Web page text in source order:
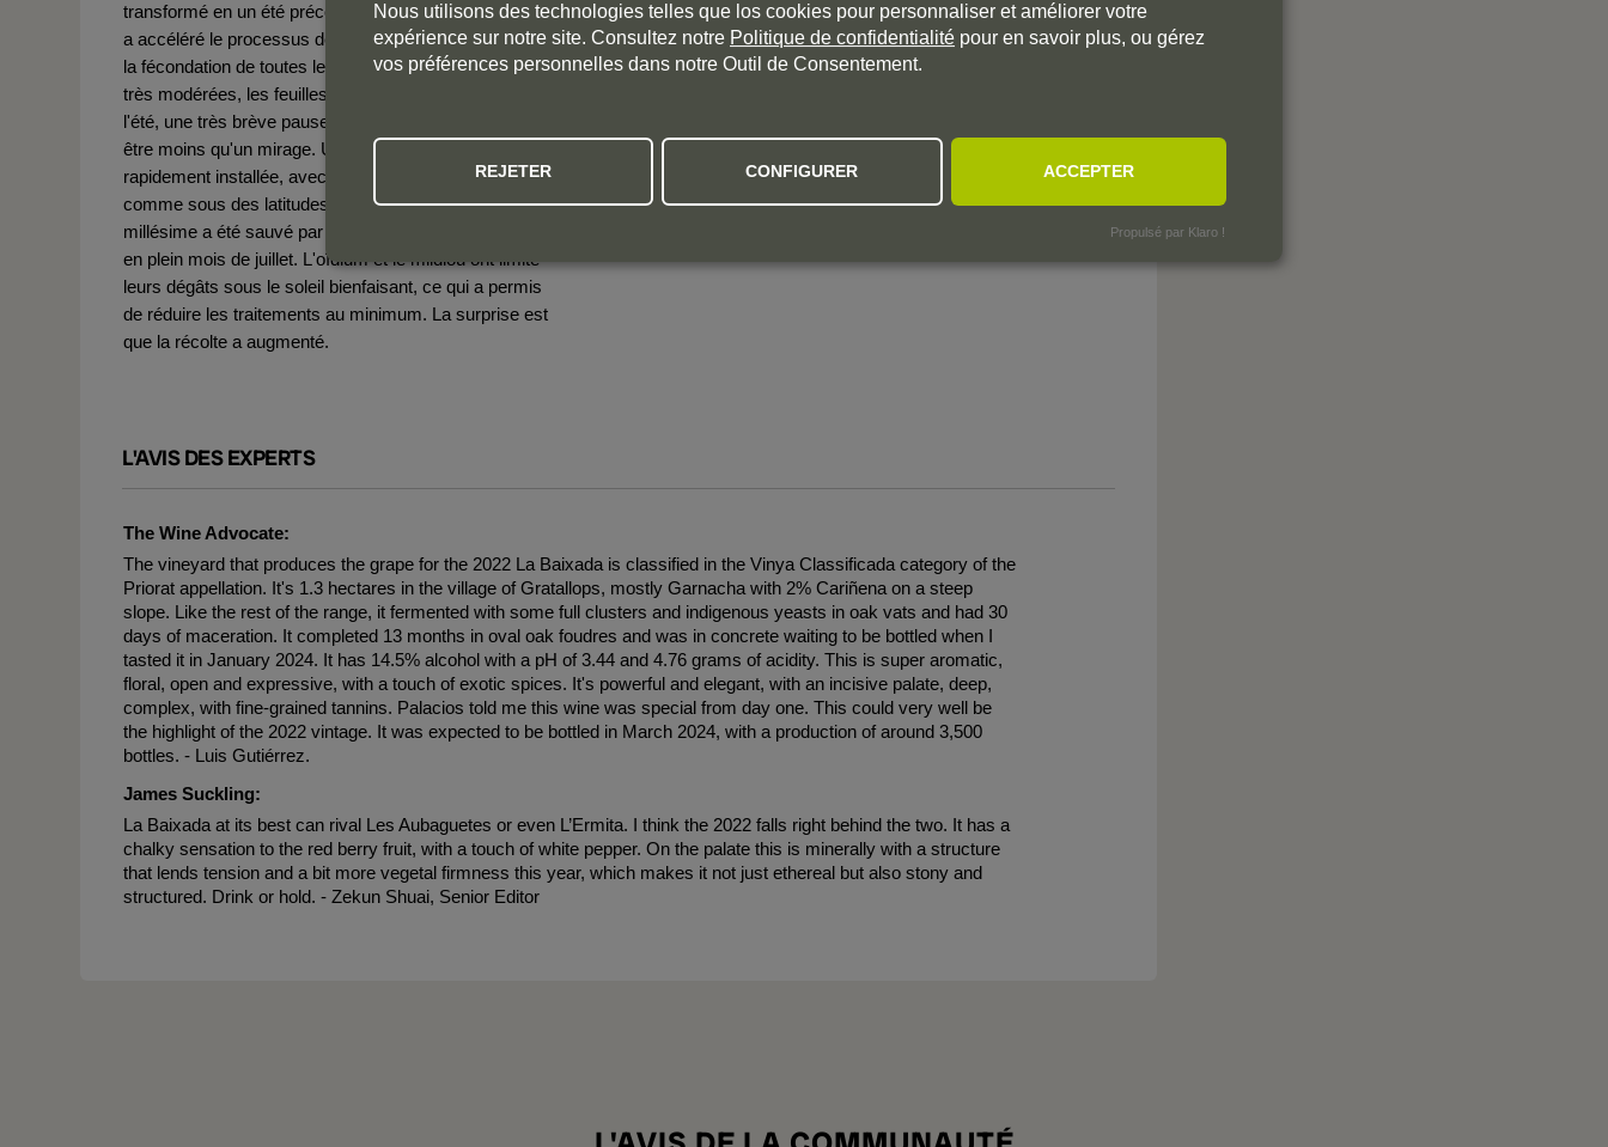
transformé en un été précoce. La luminosité radieuse
a accéléré le processus de floraison, ce qui a favorisé
la fécondation de toutes les baies. Les pousses étaient
très modérées, les feuilles courtes. Juste au début de
l'été, une très brève pause rafraîchissante s'est avérée
être moins qu'un mirage. Une chaleur persistante s'est
rapidement installée, avec des nuits très douces,
comme sous des latitudes semi-tropicales. Le
millésime a été sauvé par les 42 litres de pluie tombés
en plein mois de juillet. L'oïdium et le mildiou ont limité
leurs dégâts sous le soleil bienfaisant, ce qui a permis
de réduire les traitements au minimum. La surprise est
que la récolte a augmenté.
L'AVIS DES EXPERTS
The Wine Advocate:
The vineyard that produces the grape for the 2022 La Baixada is classified in the Vinya Classificada category of the
Priorat appellation. It's 1.3 hectares in the village of Gratallops, mostly Garnacha with 2% Cariñena on a steep
slope. Like the rest of the range, it fermented with some full clusters and indigenous yeasts in oak vats and had 30
days of maceration. It completed 13 months in oval oak foudres and was in concrete waiting to be bottled when I
tasted it in January 2024. It has 14.5% alcohol with a pH of 3.44 and 4.76 grams of acidity. This is super aromatic,
floral, open and expressive, with a touch of exotic spices. It's powerful and elegant, with an incisive palate, deep,
complex, with fine-grained tannins. Palacios told me this wine was special from day one. This could very well be
the highlight of the 2022 vintage. It was expected to be bottled in March 2024, with a production of around 3,500
bottles. - Luis Gutiérrez.
James Suckling:
La Baixada at its best can rival Les Aubaguetes or even L’Ermita. I think the 2022 falls right behind the two. It has a
chalky sensation to the red berry fruit, with a touch of white pepper. On the palate this is minerally with a structure
that lends tension and a bit more vegetal firmness this year, which makes it not just ethereal but also stony and
structured. Drink or hold. - Zekun Shuai, Senior Editor
Nous utilisons des technologies telles que los cookies pour personnaliser et améliorer votre
expérience sur notre site. Consultez notre Politique de confidentialité pour en savoir plus, ou gérez
vos préférences personnelles dans notre Outil de Consentement.
REJETER CONFIGURER ACCEPTER
Propulsé par Klaro !